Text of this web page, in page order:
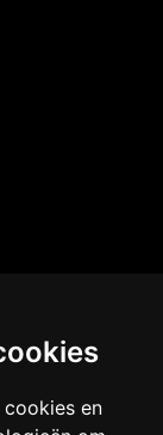
en